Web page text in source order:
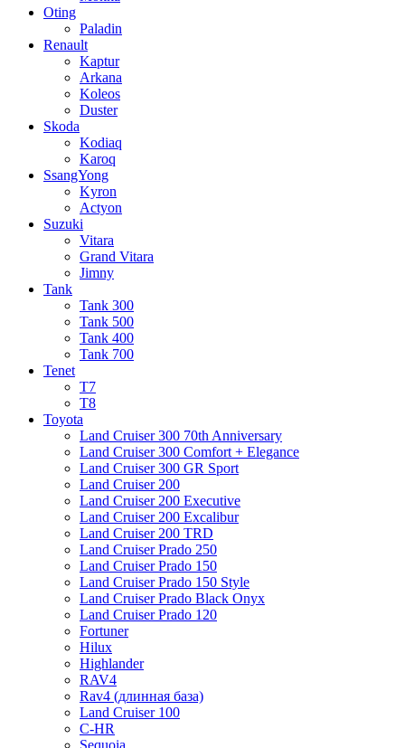
Oting
Paladin
Renault
Kaptur
Arkana
Koleos
Duster
Skoda
Kodiaq
Karoq
SsangYong
Kyron
Actyon
Suzuki
Vitara
Grand Vitara
Jimny
Tank
Tank 300
Tank 500
Tank 400
Tank 700
Tenet
T7
T8
Toyota
Land Cruiser 300 70th Anniversary
Land Cruiser 300 Comfort + Elegance
Land Cruiser 300 GR Sport
Land Cruiser 200
Land Cruiser 200 Executive
Land Cruiser 200 Excalibur
Land Cruiser 200 TRD
Land Cruiser Prado 250
Land Cruiser Prado 150
Land Cruiser Prado 150 Style
Land Cruiser Prado Black Onyx
Land Cruiser Prado 120
Fortuner
Hilux
Highlander
RAV4
Rav4 (длинная база)
Land Cruiser 100
C-HR
Sequoia